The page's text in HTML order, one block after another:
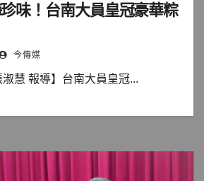
味！台南大員皇冠豪華粽
今傳媒
淑慧 報導】台南大員皇冠...